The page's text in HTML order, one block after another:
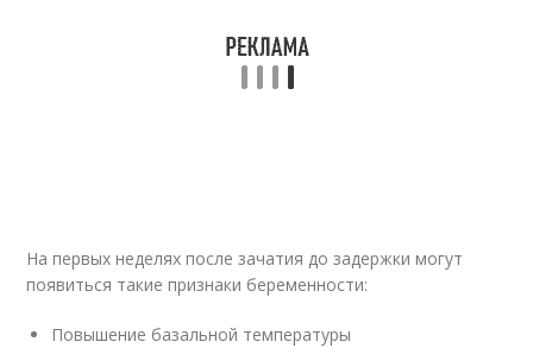
На первых неделях после зачатия до задержки могут
появиться такие признаки беременности:
Повышение базальной температуры